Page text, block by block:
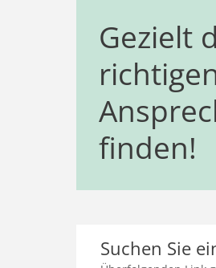
Gezielt
finden!
Suchen Sie